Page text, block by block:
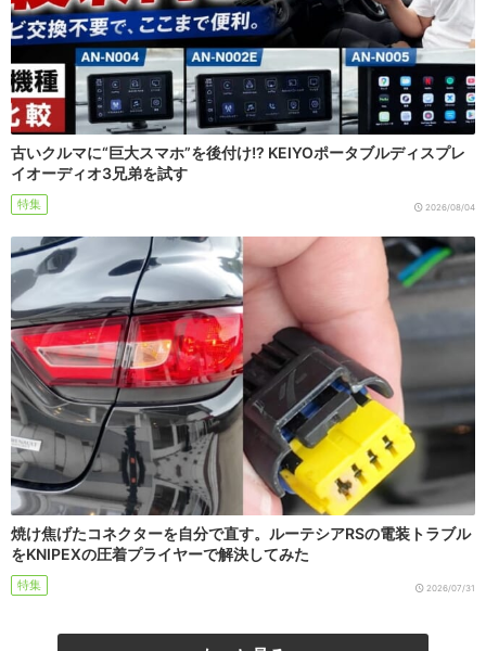
古いクルマに“巨大スマホ”を後付け!? KEIYOポータブルディスプレ
イオーディオ3兄弟を試す
特集 2026/08/04
焼け焦げたコネクターを自分で直す。ルーテシアRSの電装トラブル
をKNIPEXの圧着プライヤーで解決してみた
特集 2026/07/31